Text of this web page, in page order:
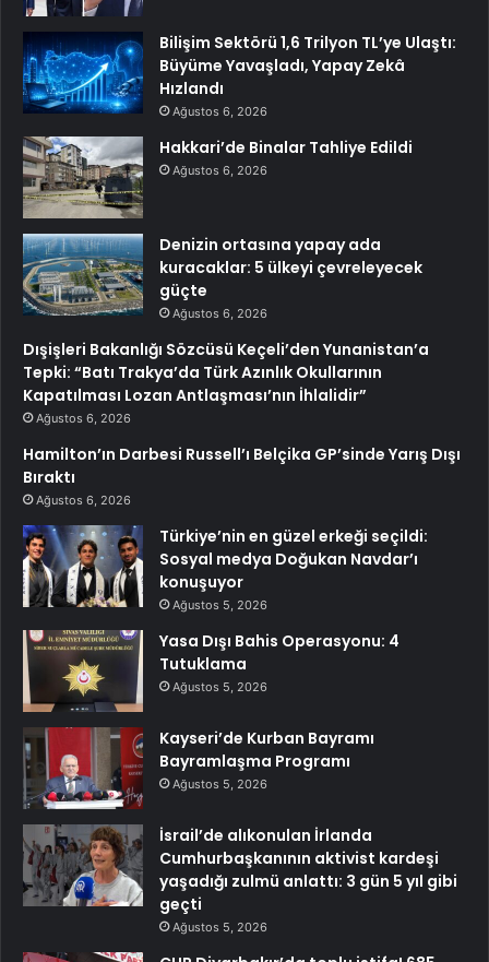
Bilişim Sektörü 1,6 Trilyon TL’ye Ulaştı:
Büyüme Yavaşladı, Yapay Zekâ
Hızlandı
Ağustos 6, 2026
Hakkari’de Binalar Tahliye Edildi
Ağustos 6, 2026
Denizin ortasına yapay ada
kuracaklar: 5 ülkeyi çevreleyecek
güçte
Ağustos 6, 2026
Dışişleri Bakanlığı Sözcüsü Keçeli’den Yunanistan’a
Tepki: “Batı Trakya’da Türk Azınlık Okullarının
Kapatılması Lozan Antlaşması’nın İhlalidir”
Ağustos 6, 2026
Hamilton’ın Darbesi Russell’ı Belçika GP’sinde Yarış Dışı
Bıraktı
Ağustos 6, 2026
Türkiye’nin en güzel erkeği seçildi:
Sosyal medya Doğukan Navdar’ı
konuşuyor
Ağustos 5, 2026
Yasa Dışı Bahis Operasyonu: 4
Tutuklama
Ağustos 5, 2026
Kayseri’de Kurban Bayramı
Bayramlaşma Programı
Ağustos 5, 2026
İsrail’de alıkonulan İrlanda
Cumhurbaşkanının aktivist kardeşi
yaşadığı zulmü anlattı: 3 gün 5 yıl gibi
geçti
Ağustos 5, 2026